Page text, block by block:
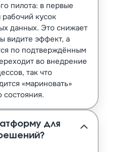
пилота: в первые
кусок
данных. Это снижает
видите эффект, а
по подтверждённым
во внедрение
так что
«мариновать»
состояния.
для